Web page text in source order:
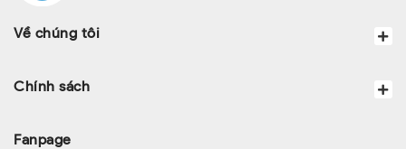
Về chúng tôi
Chính sách
Fanpage